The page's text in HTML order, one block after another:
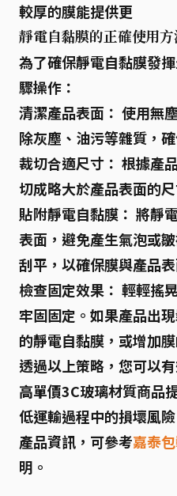
較厚的膜能提供更
靜電自黏膜的正確使用
為了確保靜電自黏膜發
驟操作：
清潔產品表面： 使用無
除灰塵、油污等雜質，
裁切合適尺寸： 根據產
切成略大於產品表面的
貼附靜電自黏膜： 將靜
表面 ，避免產生氣泡或
刮平，以確保膜與產品
檢查固定效果： 輕輕搖
牢固固定。如果產品出
的靜電自黏膜，或增加
透過以上策略，您可以
高單價3C玻璃材質商品
低運輸過程中的損壞風
產品資訊，可參考嘉泰
明。